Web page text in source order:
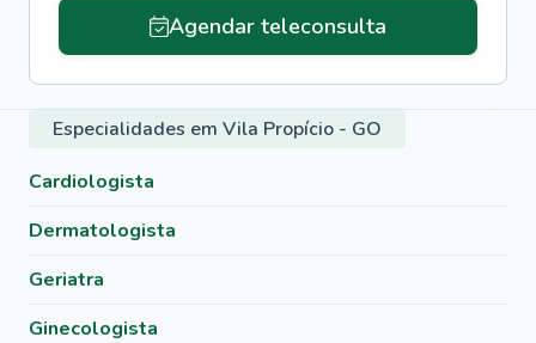
Agendar teleconsulta
Especialidades em Vila Propício - GO
Cardiologista
Dermatologista
Geriatra
Ginecologista